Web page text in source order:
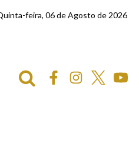
feira, 06 de Agosto de 2026